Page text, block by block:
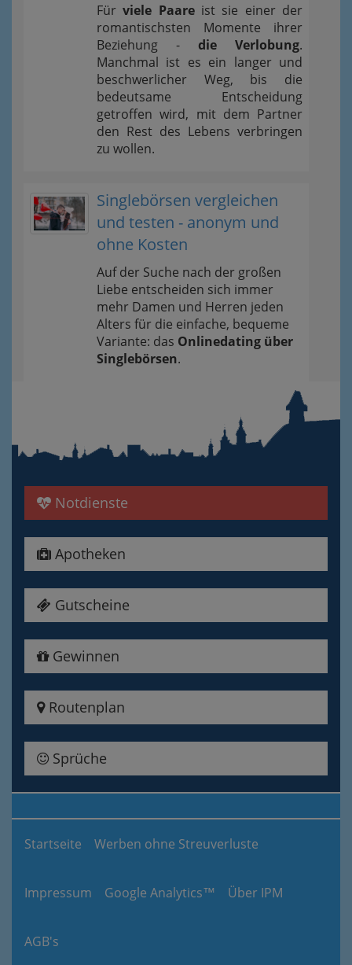
Fürviele Paareist sie einer der
romantischsten Momente ihrer
Beziehung - die Verlobung.
Manchmal ist es ein langer und
beschwerlicher Weg, bis die
bedeutsame Entscheidung
getroffen wird, mit dem Partner
den Rest des Lebens verbringen
zu wollen.
Singlebörsen vergleichen
und testen - anonym und
ohne Kosten
Auf der Suche nach der großen
Liebe entscheiden sich immer
mehr Damen und Herren jeden
Alters für die einfache, bequeme
Variante: das Onlinedating über
Singlebörsen.
Notdienste
Apotheken
Gutscheine
Gewinnen
Routenplan
Sprüche
Startseite Werben ohne Streuverluste
Impressum Google Analytics™ Über IPM
AGB's